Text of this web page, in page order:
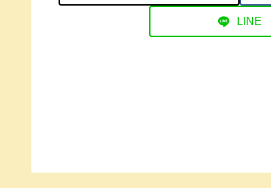
LINE